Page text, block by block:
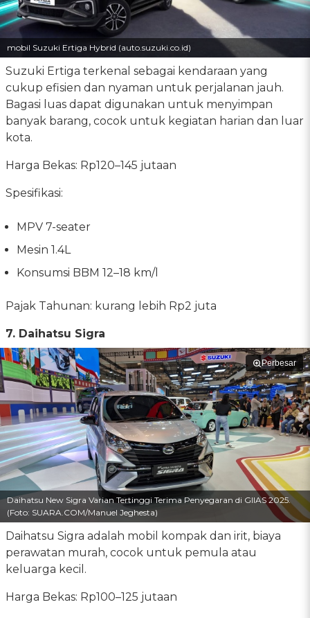
mobil Suzuki Ertiga Hybrid (auto.suzuki.co.id)
Suzuki Ertiga terkenal sebagai kendaraan yang
cukup efisien dan nyaman untuk perjalanan jauh.
Bagasi luas dapat digunakan untuk menyimpan
banyak barang, cocok untuk kegiatan harian dan luar
kota.
Harga Bekas: Rp120–145 jutaan
Spesifikasi:
MPV 7-seater
Mesin 1.4L
Konsumsi BBM 12–18 km/l
Pajak Tahunan: kurang lebih Rp2 juta
7. Daihatsu Sigra
Perbesar
Daihatsu New Sigra Varian Tertinggi Terima Penyegaran di GIIAS 2025.
(Foto: SUARA.COM/Manuel Jeghesta)
Daihatsu Sigra adalah mobil kompak dan irit, biaya
perawatan murah, cocok untuk pemula atau
keluarga kecil.
Harga Bekas: Rp100–125 jutaan